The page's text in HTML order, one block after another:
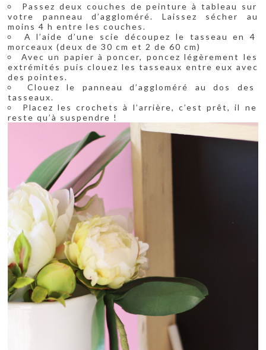
Passez deux couches de peinture à tableau sur
votre panneau d’aggloméré. Laissez sécher au
moins 4 h entre les couches.
A l’aide d’une scie découpez le tasseau en 4
morceaux (deux de 30 cm et 2 de 60 cm)
Avec un papier à poncer, poncez légèrement les
extrémités puis clouez les tasseaux entre eux avec
des pointes.
Clouez le panneau d’aggloméré au dos des
tasseaux.
Placez les crochets à l’arrière, c’est prêt, il ne
reste qu’à suspendre !